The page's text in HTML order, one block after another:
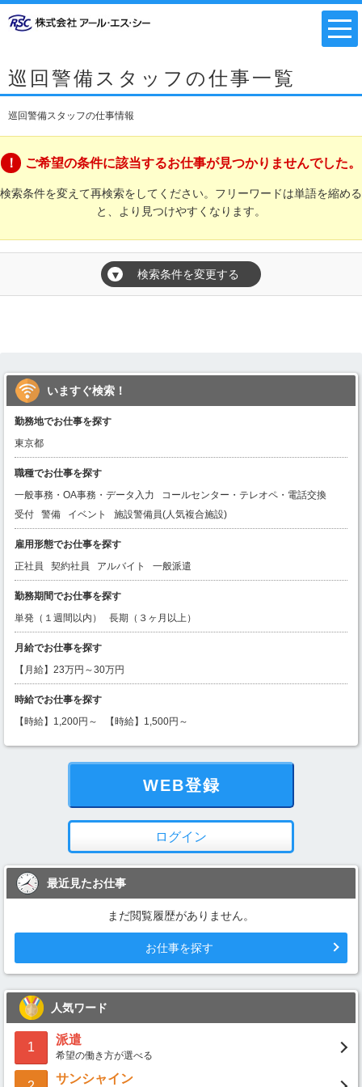
巡回警備スタッフの仕事一覧
巡回警備スタッフの仕事情報
ご希望の条件に該当するお仕事が見つかりませんでした。
検索条件を変えて再検索をしてください。フリーワードは単語を縮める
と、より見つけやすくなります。
▼ 検索条件を変更する
いますぐ検索！
勤務地でお仕事を探す
東京都
職種でお仕事を探す
一般事務・OA事務・データ入力
コールセンター・テレオペ・電話交換
受付
警備 イベント 施設警備員(人気複合施設)
雇用形態でお仕事を探す
正社員
契約社員 アルバイト 一般派遣
勤務期間でお仕事を探す
単発（１週間以内）
長期（３ヶ月以上）
月給でお仕事を探す
【月給】23万円～30万円
時給でお仕事を探す
【時給】1,200円～
【時給】1,500円～
WEB登録
ログイン
最近見たお仕事
まだ閲覧履歴がありません。
お仕事を探す
人気ワード
1
派遣
希望の働き方が選べる
サンシャイン